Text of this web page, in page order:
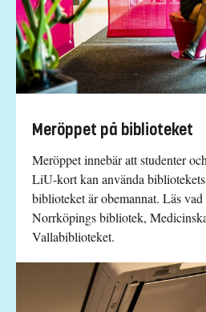
Meröppet på biblioteket
Meröppet innebär att studenter
LiU-kort kan använda
biblioteket är obemannat. Läs
Norrköpings bibliotek,
Vallabiblioteket.